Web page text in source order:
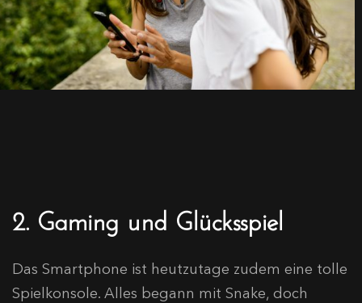
2. Gaming und Glücksspiel
Das Smartphone ist heutzutage zudem eine tolle
Spielkonsole. Alles begann mit Snake, doch